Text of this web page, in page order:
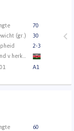
70
(gr.)
30
2-3
A1
loggen.
60
loggen.